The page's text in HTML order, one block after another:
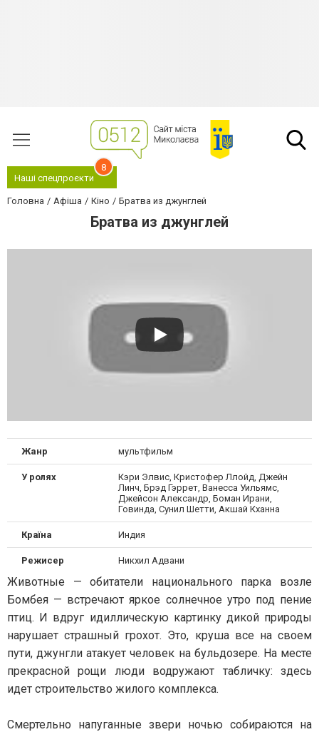
Наші спецпроєкти
8
Головна Афіша Кіно Братва из джунглей
Братва из джунглей
Жанр мультфильм
У ролях
Кэри Элвис, Кристофер Ллойд, Джейн
Линч, Брэд Гэррет, Ванесса Уильямс,
Джейсон Александр, Боман Ирани,
Говинда, Сунил Шетти, Акшай Кханна
Країна Индия
Режисер Никхил Адвани
Животные — обитатели национального парка возле
Бомбея — встречают яркое солнечное утро под пение
птиц. И вдруг идиллическую картинку дикой природы
нарушает страшный грохот. Это, круша все на своем
пути, джунгли атакует человек на бульдозере. На месте
прекрасной рощи люди водружают табличку: здесь
идет строительство жилого комплекса.
Смертельно напуганные звери ночью собираются на